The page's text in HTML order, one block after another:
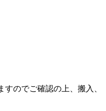
のでご確認の上、搬入、